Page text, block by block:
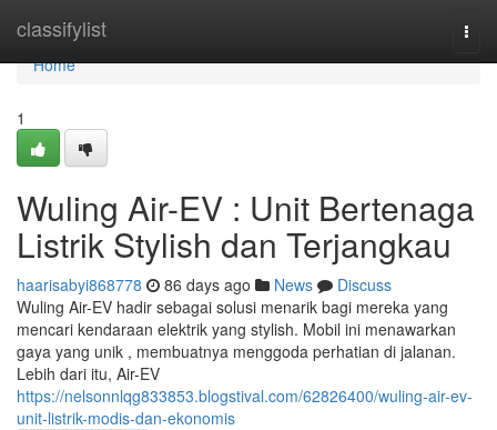
classifylist
Home
Home
1
Wuling Air-EV : Unit Bertenaga
Listrik Stylish dan Terjangkau
haarisabyi868778 86 days ago News
Discuss
Wuling Air-EV hadir sebagai solusi menarik bagi mereka yang
mencari kendaraan elektrik yang stylish. Mobil ini menawarkan
gaya yang unik , membuatnya menggoda perhatian di jalanan.
Lebih dari itu, Air-EV
https://nelsonnlqg833853.blogstival.com/62826400/wuling-air-ev-
unit-listrik-modis-dan-ekonomis